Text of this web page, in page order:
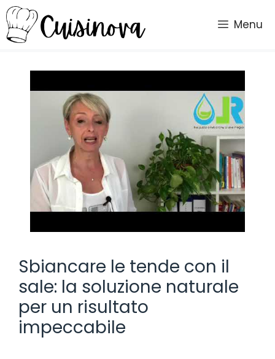
Vai
al
contenuto
Menu
Sbiancare le tende con il
sale: la soluzione naturale
per un risultato
impeccabile